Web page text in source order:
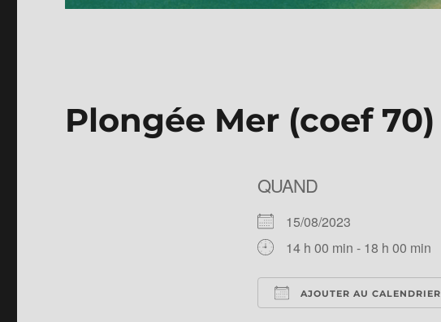
Plongée Mer (coef 70)
QUAND
15/08/2023
14 h 00 min - 18 h 00 min
AJOUTER AU CALENDRIER